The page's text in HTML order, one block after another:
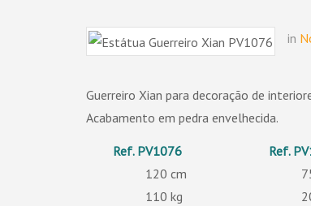
in
Guerreiro Xian para decoração de
Acabamento em pedra envelhecida.
PV1076
120
110